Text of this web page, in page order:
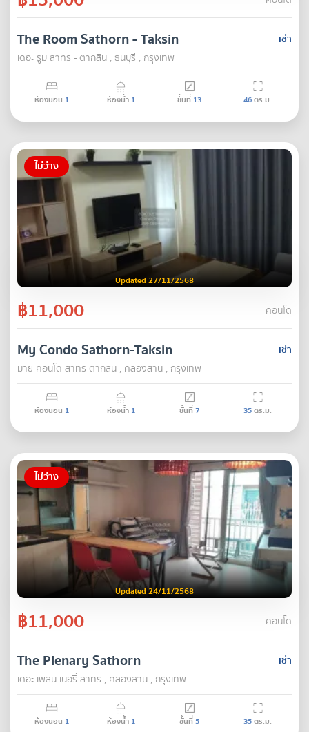
เช่า
The Room Sathorn - Taksin
เดอะ รูม สาทร - ตากสิน , ธนบุรี , กรุงเทพ
ห้องนอน 1 ห้องน้ำ 1 ชั้นที่ 13 46ตร.ม.
ไม่ว่าง
Updated 27/11/2568
฿11,000 คอนโด
เช่า
My Condo Sathorn-Taksin
มาย คอนโด สาทร-ตากสิน , คลองสาน , กรุงเทพ
ห้องนอน 1 ห้องน้ำ 1 ชั้นที่7 35ตร.ม.
ไม่ว่าง
Updated 24/11/2568
฿11,000 คอนโด
เช่า
The Plenary Sathorn
เดอะ เพลน เนอรี่ สาทร , คลองสาน , กรุงเทพ
ห้องนอน 1 ห้องน้ำ 1 ชั้นที่5 35ตร.ม.